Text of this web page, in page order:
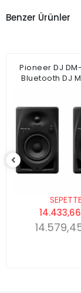
Benzer Ürünler
Pioneer DJ
Bluetooth DJ
SEPETTE